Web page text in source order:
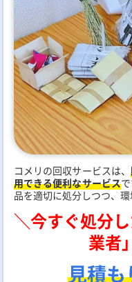
コメリの回収サービスは、
用できる便利なサービス
品を適切に処分しつつ、環
＼今すぐ処分
業者
見積